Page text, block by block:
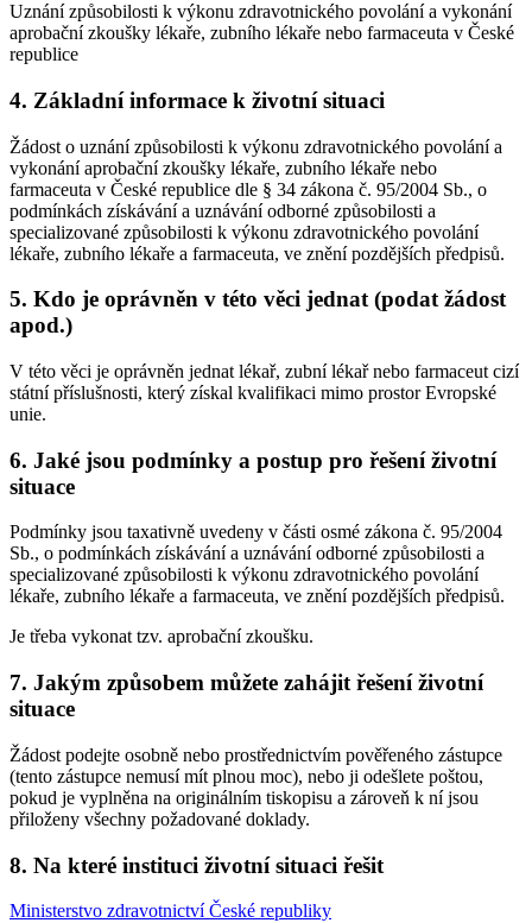
Uznání způsobilosti k výkonu zdravotnického povolání a vykonání
aprobační zkoušky lékaře, zubního lékaře nebo farmaceuta v České
republice
4. Základní informace k životní situaci
Žádost o uznání způsobilosti k výkonu zdravotnického povolání a
vykonání aprobační zkoušky lékaře, zubního lékaře nebo
farmaceuta v České republice dle § 34 zákona č. 95/2004 Sb., o
podmínkách získávání a uznávání odborné způsobilosti a
specializované způsobilosti k výkonu zdravotnického povolání
lékaře, zubního lékaře a farmaceuta, ve znění pozdějších předpisů.
5. Kdo je oprávněn v této věci jednat (podat žádost
apod.)
V této věci je oprávněn jednat lékař, zubní lékař nebo farmaceut cizí
státní příslušnosti, který získal kvalifikaci mimo prostor Evropské
unie.
6. Jaké jsou podmínky a postup pro řešení životní
situace
Podmínky jsou taxativně uvedeny v části osmé zákona č. 95/2004
Sb., o podmínkách získávání a uznávání odborné způsobilosti a
specializované způsobilosti k výkonu zdravotnického povolání
lékaře, zubního lékaře a farmaceuta, ve znění pozdějších předpisů.
Je třeba vykonat tzv. aprobační zkoušku.
7. Jakým způsobem můžete zahájit řešení životní
situace
Žádost podejte osobně nebo prostřednictvím pověřeného zástupce
(tento zástupce nemusí mít plnou moc), nebo ji odešlete poštou,
pokud je vyplněna na originálním tiskopisu a zároveň k ní jsou
přiloženy všechny požadované doklady.
8. Na které instituci životní situaci řešit
Ministerstvo zdravotnictví České republiky